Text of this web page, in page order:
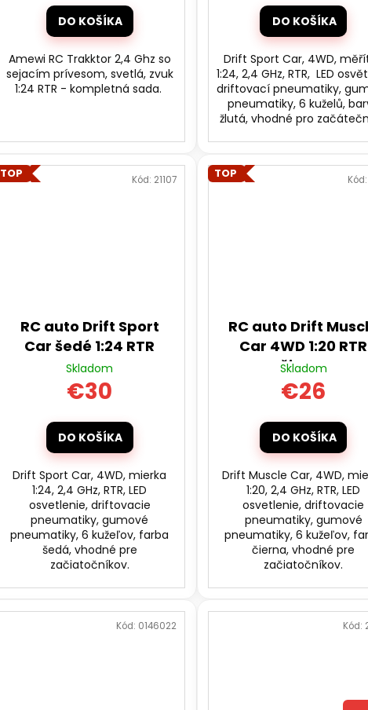
DO KOŠÍKA
Amewi RC Trakktor 2,4 Ghz so
sejacím prívesom, svetlá, zvuk
1:24 RTR - kompletná sada.
DO KOŠÍKA
Drift Sport Car, 4WD,
1:24, 2,4 GHz, RTR, LED
driftovací pneumatiky,
pneumatiky, 6 kuželů,
žlutá, vhodné pro
TOP
RC auto Drift Sport
Car šedé 1:24 RTR
Skladom
€30
DO KOŠÍKA
Drift Sport Car, 4WD, mierka
1:24, 2,4 GHz, RTR, LED
osvetlenie, driftovacie
pneumatiky, gumové
pneumatiky, 6 kužeľov, farba
šedá, vhodné pre
začiatočníkov.
Kód: 21107 TOP
RC auto Drift
Car 4WD 1:20 RTR
čierne
Skladom
€26
DO KOŠÍKA
Drift Muscle Car, 4WD,
1:20, 2,4 GHz, RTR, LED
osvetlenie, driftovacie
pneumatiky, gumové
pneumatiky, 6 kužeľov,
čierna, vhodné pre
začiatočníkov.
Kód:
Kód: 0146022 Kód: